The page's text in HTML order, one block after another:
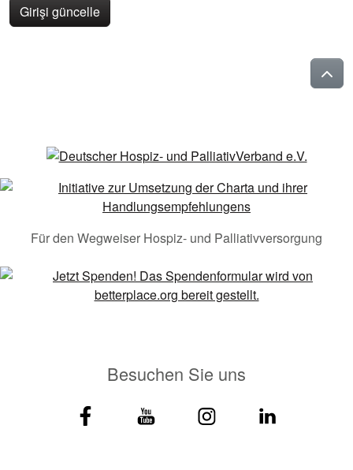
Girişi güncelle
Für den Wegweiser Hospiz- und Palliativversorgung
Besuchen Sie uns